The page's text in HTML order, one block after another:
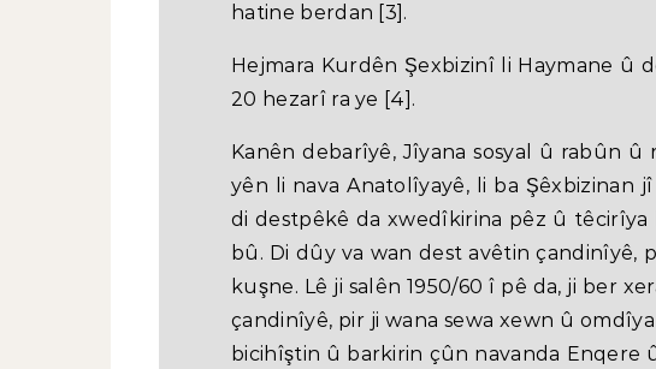
hatine berdan [3].
Hejmara Kurdên Şexbizinî li Haymane û
20 hezarî ra ye [4].
Kanên debarîyê, Jîyana sosyal û rabûn
yên li nava Anatolîyayê, li ba Şêxbizinan
di destpêkê da xwedîkirina pêz û
bû. Di dûy va wan dest avêtin çandinîyê,
kuşne. Lê ji salên 1950/60 î pê da, ji ber
çandinîyê, pir ji wana sewa xewn û
bicihîştin û barkirin çûn navanda Enqere